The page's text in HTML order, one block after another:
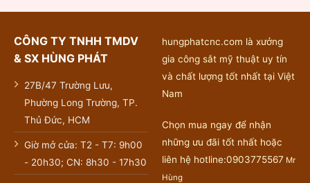
CÔNG TY TNHH TMDV
& SX HÙNG PHÁT
27B/47 Trường Lưu,
Phường Long Trường, TP.
Thủ Đức, HCM
Giờ mở cửa: T2 - T7: 9h00
- 20h30; CN: 8h30 - 17h30
hungphatcnc.com là xưởng
gia công sắt mỹ thuật uy tín
và chất lượng tốt nhất tại Việt
Nam
Chọn mua ngay để nhận
những ưu đãi tốt nhất hoặc
liên hệ hotline:0903775567 Mr
Hùng